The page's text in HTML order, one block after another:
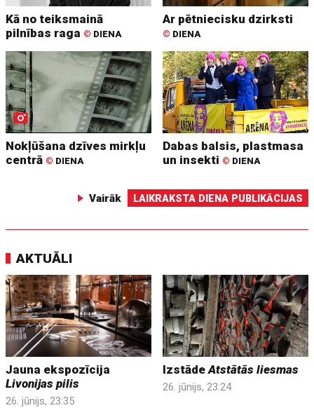
Kā no teiksmainā
pilnības raga © DIENA
Ar pētniecisku dzirksti
© DIENA
Nokļūšana dzīves mirkļu
centrā © DIENA
Dabas balsis, plastmasa
un insekti © DIENA
Vairāk LAIKRAKSTA DIENA PUBLIKĀCIJAS
AKTUĀLI
Jauna ekspozīcija
Livonijas pilis
26. jūnijs, 23:35
IzstādeAtstātās liesmas
26. jūnijs, 23:24